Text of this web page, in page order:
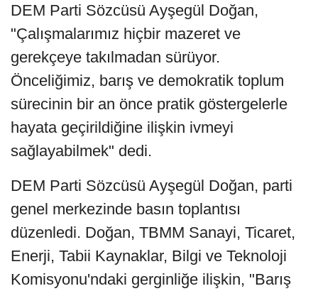
DEM Parti Sözcüsü Ayşegül Doğan,
"Çalışmalarımız hiçbir mazeret ve
gerekçeye takılmadan sürüyor.
Önceliğimiz, barış ve demokratik toplum
sürecinin bir an önce pratik göstergelerle
hayata geçirildiğine ilişkin ivmeyi
sağlayabilmek" dedi.
DEM Parti Sözcüsü Ayşegül Doğan, parti
genel merkezinde basın toplantısı
düzenledi. Doğan, TBMM Sanayi, Ticaret,
Enerji, Tabii Kaynaklar, Bilgi ve Teknoloji
Komisyonu'ndaki gerginliğe ilişkin, "Barış